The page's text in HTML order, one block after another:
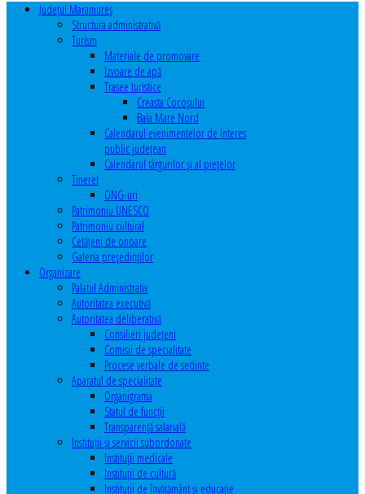
Judeţul Maramureş
Structura administrativă
Turism
Materiale de promovare
Izvoare de apă
Trasee turistice
Creasta Cocoșului
Baia Mare Nord
Calendarul evenimentelor de interes
public judeţean
Calendarul târgurilor şi al pieţelor
Tineret
ONG-uri
Patrimoniu UNESCO
Patrimoniu cultural
Cetăţeni de onoare
Galeria președinților
Organizare
Palatul Administrativ
Autoritatea executivă
Autoritatea deliberativă
Consilieri judeţeni
Comisii de specialitate
Procese verbale de sedinte
Aparatul de specialitate
Organigrama
Statul de funcții
Transparență salarială
Instituţii şi servicii subordonate
Instituţii medicale
Instituţii de cultură
Instituţii de învăţământ şi educaţie